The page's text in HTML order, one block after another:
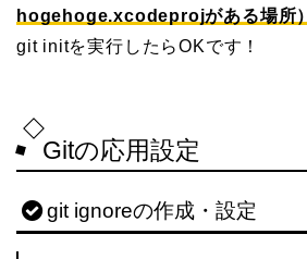
hogehoge.xcodeprojがある場所）
git initを実行したらOKです！
Gitの応用設定
git ignoreの作成・設定